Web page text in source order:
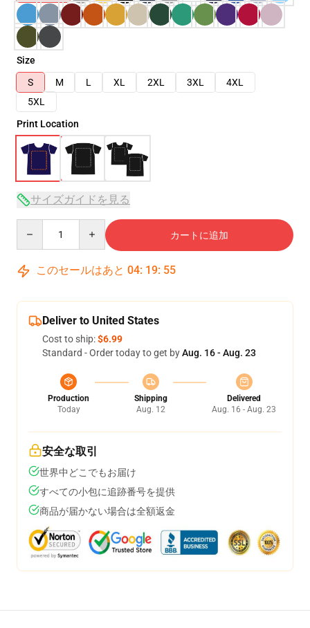
Size
S
M L XL 2XL 3XL
4XL
5XL
Print Location
サイズガイドを見る
カートに追加
このセールはあと 04: 19: 54
Deliver to United States
Cost to ship:$6.99
Standard - Order today to get byAug. 16 - Aug. 23
Production
Today
Shipping
Aug. 12
Delivered
Aug. 16 - Aug. 23
安全な取引
世界中どこでもお届け
すべての小包に追跡番号を提供
商品が届かない場合は全額返金